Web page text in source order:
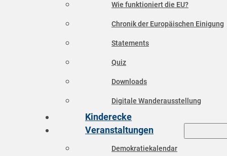
Wie funktioniert die EU?
Chronik der Europäischen Einigung
Statements
Quiz
Downloads
Digitale Wanderausstellung
Kinderecke
Veranstaltungen
Demokratiekalendar